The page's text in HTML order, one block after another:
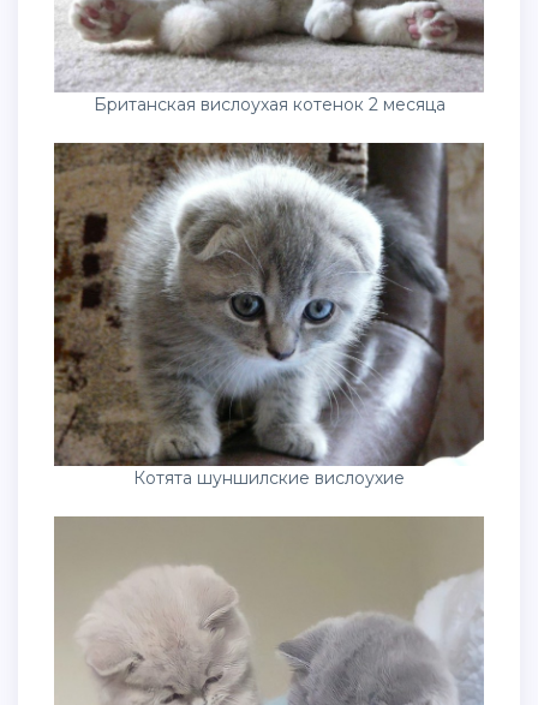
Британская вислоухая котенок 2 месяца
Котята шуншилские вислоухие